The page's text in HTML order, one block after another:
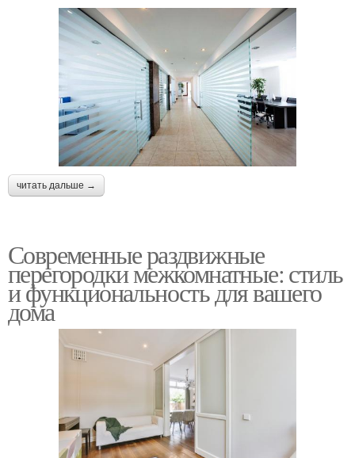
читать дальше →
Современные раздвижные
перегородки межкомнатные: стиль
и функциональность для вашего
дома